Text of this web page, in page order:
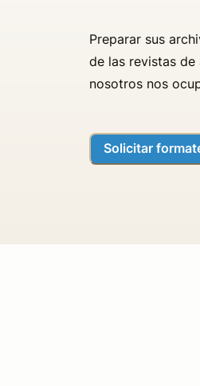
Preparar sus
de las revistas
nosotros nos
Solicitar